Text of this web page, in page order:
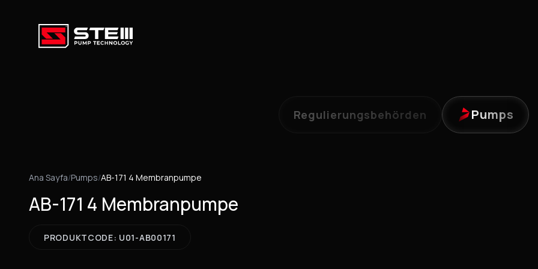
Regulierungsbehörden Pumps
Ana Sayfa/Pumps/AB-171 4 Membranpumpe
AB-171 4 Membranpumpe
PRODUKTCODE: U01-AB00171